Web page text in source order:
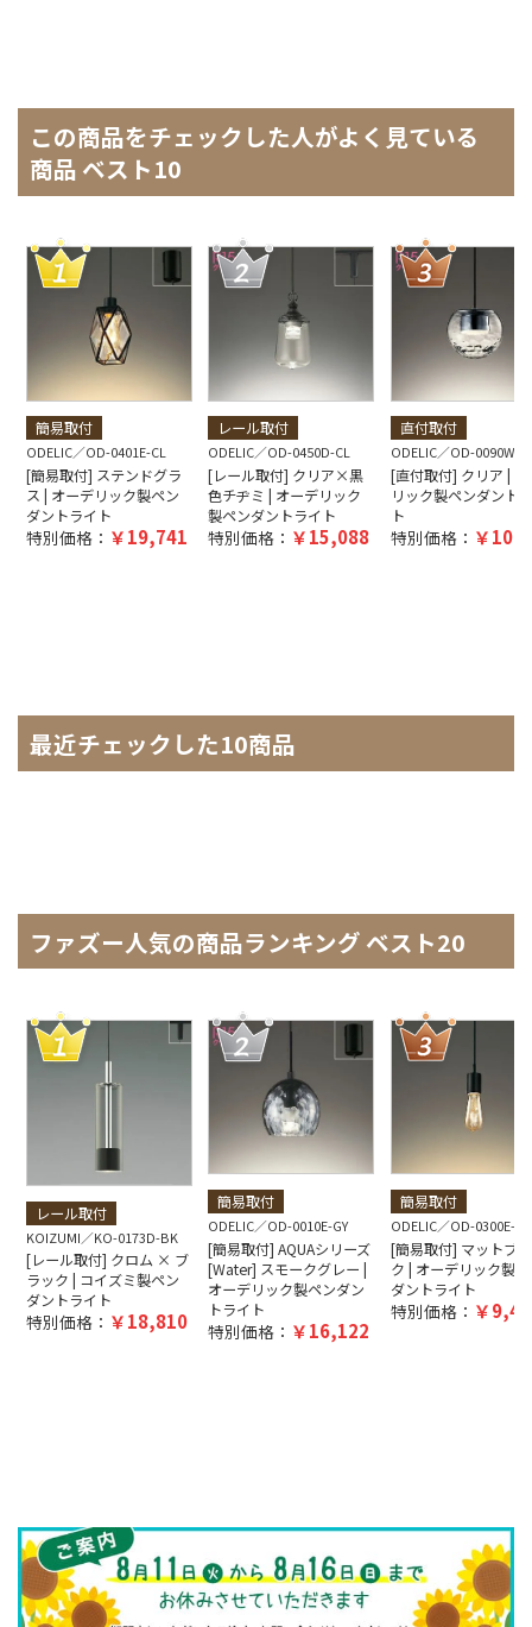
この商品をチェックした人がよく見ている
商品 ベスト10
簡易取付
ODELIC OD-0401E-CL
[簡易取付] ステンドグラ
ス | オーデリック製ペン
ダントライト
特別価格： 19,741
レール取付
ODELIC OD-0450D-CL
[レール取付] クリア×黒
色チヂミ | オーデリック
製ペンダントライト
特別価格： 15,088
直付取付
ODELIC OD-0090W-
[直付取付] クリア | オ
リック製ペンダント
ト
特別価格：
最近チェックした10商品
ファズー人気の商品ランキング ベスト20
レール取付
KOIZUMI KO-0173D-BK
[レール取付] クロム × ブ
ラック | コイズミ製ペン
ダントライト
特別価格： 18,810
簡易取付
ODELIC OD-0010E-GY
[簡易取付] AQUAシリーズ
[Water] スモークグレー |
オーデリック製ペンダン
トライト
特別価格： 16,122
簡易取付
ODELIC OD-0300E-BK
[簡易取付] マットブ
ク | オーデリック製
ダントライト
特別価格：